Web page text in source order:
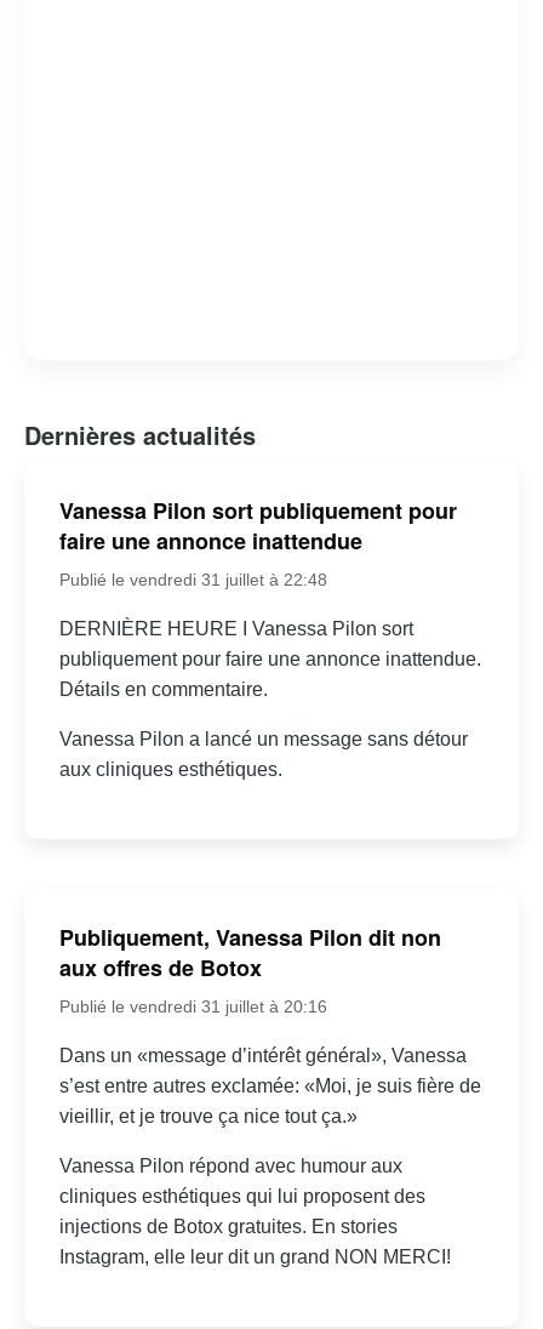
Dernières actualités
Vanessa Pilon sort publiquement pour
faire une annonce inattendue
Publié le vendredi 31 juillet à 22:48
DERNIÈRE HEURE I Vanessa Pilon sort
publiquement pour faire une annonce inattendue.
Détails en commentaire.
Vanessa Pilon a lancé un message sans détour
aux cliniques esthétiques.
Publiquement, Vanessa Pilon dit non
aux offres de Botox
Publié le vendredi 31 juillet à 20:16
Dans un «message d’intérêt général», Vanessa
s’est entre autres exclamée: «Moi, je suis fière de
vieillir, et je trouve ça nice tout ça.»
Vanessa Pilon répond avec humour aux
cliniques esthétiques qui lui proposent des
injections de Botox gratuites. En stories
Instagram, elle leur dit un grand NON MERCI!